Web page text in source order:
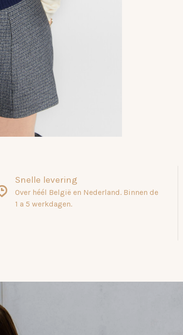
Snelle levering
Over héél België en Nederland. Binnen de
1 a 5 werkdagen.